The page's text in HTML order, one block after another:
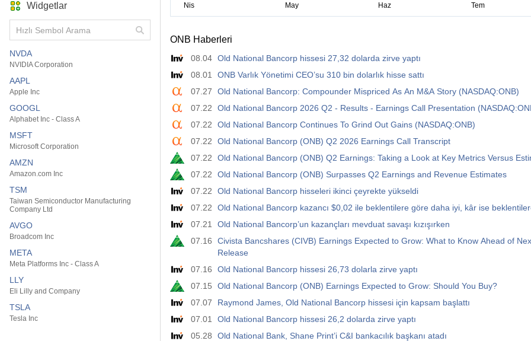
Widgetlar
NVDA
NVIDIA Corporation
AAPL
Apple Inc
GOOGL
Alphabet Inc - Class A
MSFT
Microsoft Corporation
AMZN
Amazon.com Inc
TSM
Taiwan Semiconductor Manufacturing
Company Ltd
AVGO
Broadcom Inc
META
Meta Platforms Inc - Class A
LLY
Eli Lilly and Company
TSLA
Tesla Inc
ONB Haberleri
08.04 Old National Bancorp hissesi 27,32 dolarda zirve yaptı
08.01
ONB Varlık Yönetimi CEO’su 310 bin dolarlık hisse sattı
07.27
Old National Bancorp: Compounder Mispriced As An M&A Story (NASDAQ:ONB)
07.22
Old National Bancorp 2026 Q2 - Results - Earnings Call Presentation
07.22
Old National Bancorp Continues To Grind Out Gains (NASDAQ:ONB)
07.22
Old National Bancorp (ONB) Q2 2026 Earnings Call Transcript
07.22
Old National Bancorp (ONB) Q2 Earnings: Taking a Look at Key Metrics Versus
07.22
Old National Bancorp (ONB) Surpasses Q2 Earnings and Revenue Estimates
07.22
Old National Bancorp hisseleri ikinci çeyrekte yükseldi
07.22
Old National Bancorp kazancı $0,02 ile beklentilere göre daha iyi, kâr ise
07.21
Old National Bancorp’un kazançları mevduat savaşı kızışırken
07.16
Civista Bancshares (CIVB) Earnings Expected to Grow: What to Know Ahead of
Release
07.16
Old National Bancorp hissesi 26,73 dolarla zirve yaptı
07.15
Old National Bancorp (ONB) Earnings Expected to Grow: Should You Buy?
07.07
Raymond James, Old National Bancorp hissesi için kapsam başlattı
07.01
Old National Bancorp hissesi 26,2 dolarda zirve yaptı
05.28
Old National Bank, Shane Print’i C&I bankacılık başkanı atadı